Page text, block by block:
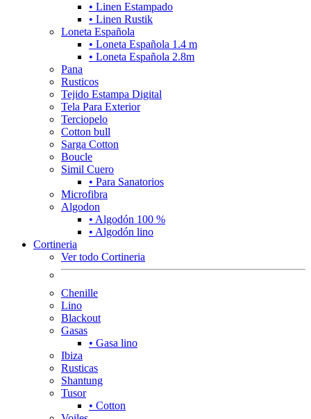
• Linen Estampado
• Linen Rustik
Loneta Española
• Loneta Española 1.4 m
• Loneta Española 2.8m
Pana
Rusticos
Tejido Estampa Digital
Tela Para Exterior
Terciopelo
Cotton bull
Sarga Cotton
Boucle
Simil Cuero
• Para Sanatorios
Microfibra
Algodon
• Algodón 100 %
• Algodón lino
Cortineria
Ver todo Cortineria
Chenille
Lino
Blackout
Gasas
• Gasa lino
Ibiza
Rusticas
Shantung
Tusor
• Cotton